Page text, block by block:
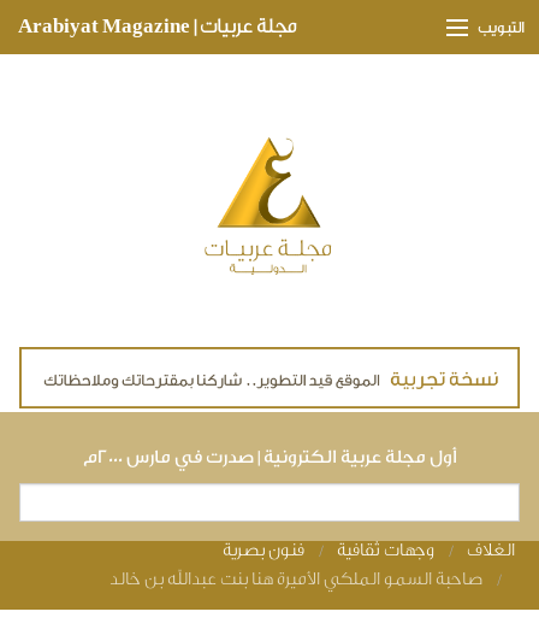
مجلة عربيات | Arabiyat Magazine التبويب
أول مجلة عربية الكترونية | صدرت في مارس ٢٠٠٠م
You are here
الغلاف وجهات ثقافية
فنون بصرية
صاحبة السمو الملكي الأميرة هنا بنت عبدالله بن خالد